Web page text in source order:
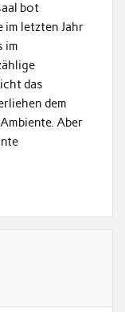
bot
im letzten Jahr
im
das
dem
Aber